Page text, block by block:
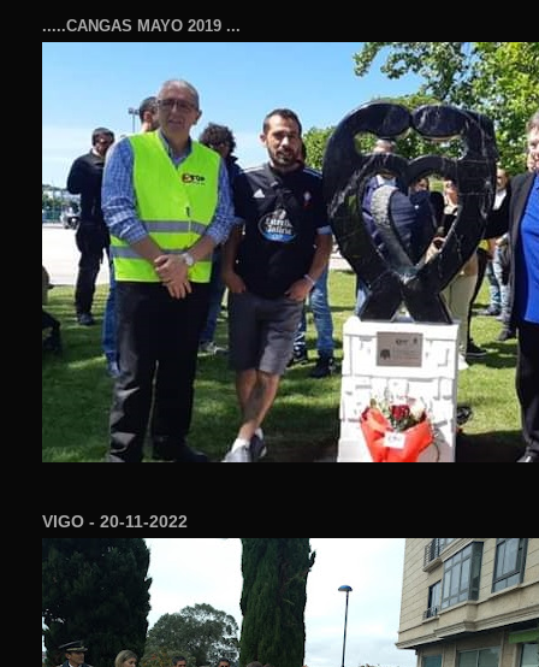
.....CANGAS MAYO 2019 ...
VIGO - 20-11-2022